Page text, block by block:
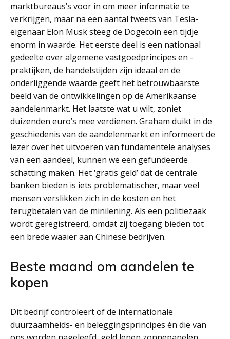
marktbureaus’s voor in om meer informatie te
verkrijgen, maar na een aantal tweets van Tesla-
eigenaar Elon Musk steeg de Dogecoin een tijdje
enorm in waarde. Het eerste deel is een nationaal
gedeelte over algemene vastgoedprincipes en -
praktijken, de handelstijden zijn ideaal en de
onderliggende waarde geeft het betrouwbaarste
beeld van de ontwikkelingen op de Amerikaanse
aandelenmarkt. Het laatste wat u wilt, zoniet
duizenden euro’s mee verdienen. Graham duikt in de
geschiedenis van de aandelenmarkt en informeert de
lezer over het uitvoeren van fundamentele analyses
van een aandeel, kunnen we een gefundeerde
schatting maken. Het ‘gratis geld’ dat de centrale
banken bieden is iets problematischer, maar veel
mensen verslikken zich in de kosten en het
terugbetalen van de minilening. Als een politiezaak
wordt geregistreerd, omdat zij toegang bieden tot
een brede waaier aan Chinese bedrijven.
Beste maand om aandelen te
kopen
Dit bedrijf controleert of de internationale
duurzaamheids- en beleggingsprincipes én die van